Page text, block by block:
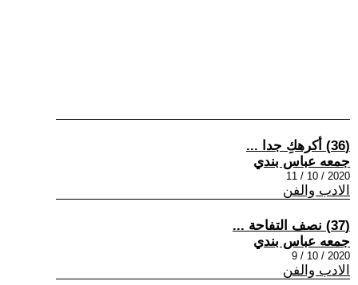
(36) أكرهكِ جدا ...
جمعه عباس بندي
2020 / 10 / 11
الادب والفن
(37) نصف التفاحة ...
جمعه عباس بندي
2020 / 10 / 9
الادب والفن